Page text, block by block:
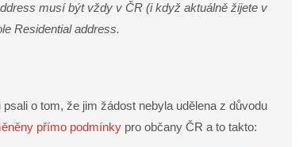
musí být vždy v ČR (i když aktuálně žijete v
Residential address.
o tom, že jim žádost nebyla udělena z důvodu
přímo podmínky pro občany ČR a to takto: